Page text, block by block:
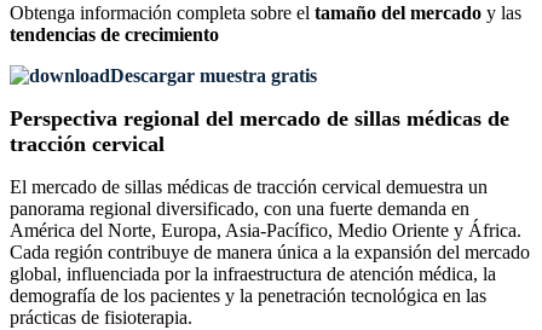
Obtenga información completa sobre el tamaño del mercado y las
tendencias de crecimiento
Descargar muestra gratis
Perspectiva regional del mercado de sillas médicas de
tracción cervical
El mercado de sillas médicas de tracción cervical demuestra un
panorama regional diversificado, con una fuerte demanda en
América del Norte, Europa, Asia-Pacífico, Medio Oriente y África.
Cada región contribuye de manera única a la expansión del mercado
global, influenciada por la infraestructura de atención médica, la
demografía de los pacientes y la penetración tecnológica en las
prácticas de fisioterapia.